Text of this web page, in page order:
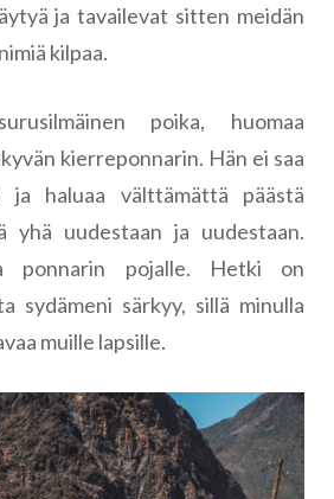
ja tavailevat sitten meidän
kilpaa.
poika, huomaa
kierreponnarin. Hän ei saa
haluaa välttämättä päästä
yhä uudestaan ja uudestaan.
ponnarin pojalle. Hetki on
sydämeni särkyy, sillä minulla
muille lapsille.